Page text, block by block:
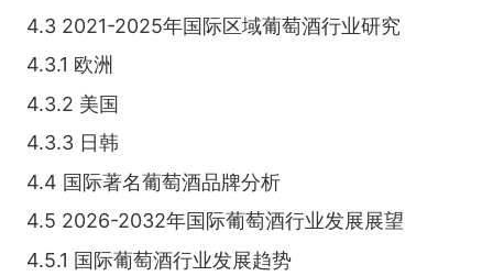
4.3 2021-2025年国际区域葡萄酒行业研究
4.3.1 欧洲
4.3.2 美国
4.3.3 日韩
4.4 国际著名葡萄酒品牌分析
4.5 2026-2032年国际葡萄酒行业发展展望
4.5.1 国际葡萄酒行业发展趋势